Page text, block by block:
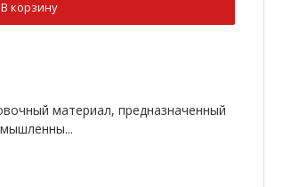
В корзину
материал, предназначенный